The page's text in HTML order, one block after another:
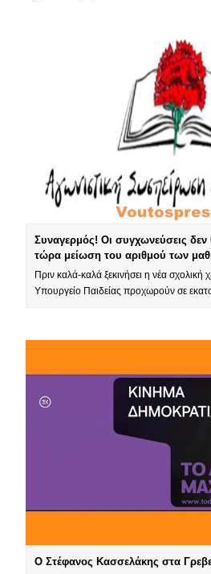
Συναγερμός! Οι συγχωνεύσεις
τώρα μείωση του αριθμού των
Πριν καλά-καλά ξεκινήσει η νέα σχολική
Υπουργείο Παιδείας προχωρούν σε
Ο Στέφανος Κασσελάκης στα